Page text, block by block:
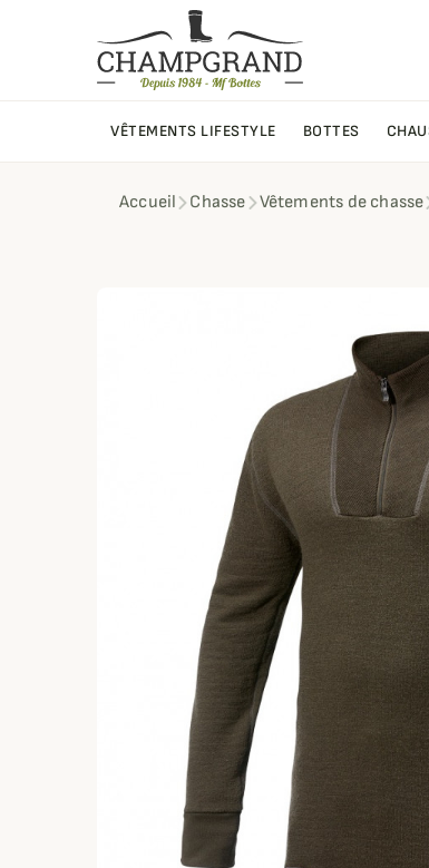
VÊTEMENTS LIFESTYLE BOTTES
Accueil Chasse Vêtements de chasse